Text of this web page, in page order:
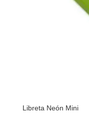
Libreta Neón Mini